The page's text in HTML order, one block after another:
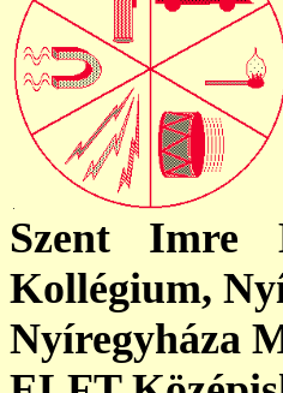
Szent Imre
Kollégium,
Nyíregyháza